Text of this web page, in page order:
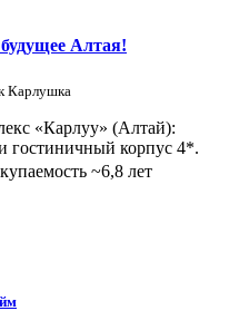
Алтая!
Карлушка
«Карлуу» (Алтай):
гостиничный корпус 4*.
~6,8 лет